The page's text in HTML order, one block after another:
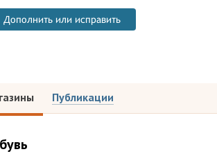
Дополнить или исправить
Публикации